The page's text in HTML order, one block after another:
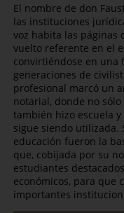
El nombre de don
las instituciones
voz habita las páginas
vuelto referente en el
convirtiéndose en una
generaciones de
profesional marcó un
notarial, donde no
también hizo escuela
sigue siendo utilizada.
educación fueron la
que, cobijada por su
estudiantes
económicos, para que
importantes